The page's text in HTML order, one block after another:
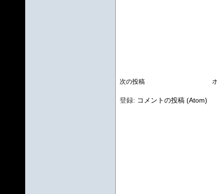
次の投稿
登録: コメントの投稿 (Atom)